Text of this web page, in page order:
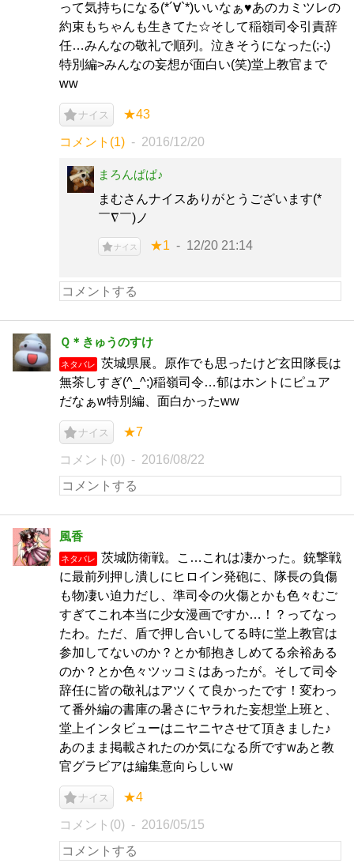
って気持ちになる(*´∀`*)いいなぁ♥あのカミツレの
約束もちゃんも生きてた☆そして稲嶺司令引責辞
任…みんなの敬礼で順列。泣きそうになった(;-;)
特別編>みんなの妄想が面白い(笑)堂上教官まで
ww
ナイス ★43
コメント(1) 2016/12/20
まろんぱぱ♪
まむさんナイスありがとうございます(*
￣∇￣)ノ
ナイス ★1 12/20 21:14
Ｑ＊きゅうのすけ
ネタバレ
茨城県展。原作でも思ったけど玄田隊長は
無茶しすぎ(^_^;)稲嶺司令…郁はホントにピュア
だなぁw特別編、面白かったww
ナイス ★7
コメント(0) 2016/08/22
風香
ネタバレ
茨城防衛戦。こ…これは凄かった。銃撃戦
に最前列押し潰しにヒロイン発砲に、隊長の負傷
も物凄い迫力だし、準司令の火傷とかも色々むご
すぎてこれ本当に少女漫画ですか…！？ってなっ
たわ。ただ、盾で押し合いしてる時に堂上教官は
参加してないのか？とか郁抱きしめてる余裕ある
のか？とか色々ツッコミはあったが。そして司令
辞任に皆の敬礼はアツくて良かったです！変わっ
て番外編の書庫の暑さにヤラれた妄想堂上班と、
堂上インタビューはニヤニヤさせて頂きました♪
あのまま掲載されたのか気になる所ですwあと教
官グラビアは編集意向らしいw
ナイス ★4
コメント(0) 2016/05/15